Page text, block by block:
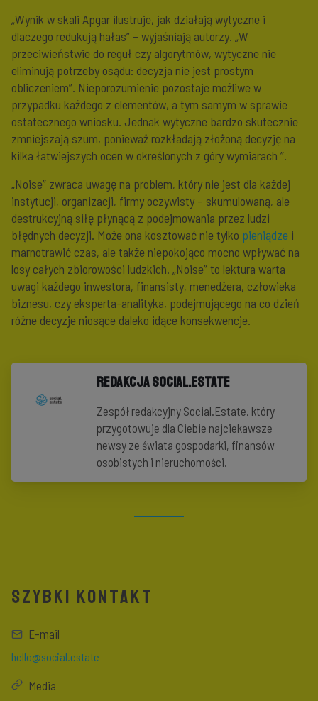
„Wynik w skali Apgar ilustruje, jak działają wytyczne i
dlaczego redukują hałas” – wyjaśniają autorzy. „W
przeciwieństwie do reguł czy algorytmów, wytyczne nie
eliminują potrzeby osądu: decyzja nie jest prostym
obliczeniem”. Nieporozumienie pozostaje możliwe w
przypadku każdego z elementów, a tym samym w sprawie
ostatecznego wniosku. Jednak wytyczne bardzo skutecznie
zmniejszają szum, ponieważ rozkładają złożoną decyzję na
kilka łatwiejszych ocen w określonych z góry wymiarach ”.
„Noise” zwraca uwagę na problem, który nie jest dla każdej
instytucji, organizacji, firmy oczywisty – skumulowaną, ale
destrukcyjną siłę płynącą z podejmowania przez ludzi
błędnych decyzji. Może ona kosztować nie tylko pieniądze i
marnotrawić czas, ale także niepokojąco mocno wpływać na
losy całych zbiorowości ludzkich. „Noise” to lektura warta
uwagi każdego inwestora, finansisty, menedżera, człowieka
biznesu, czy eksperta-analityka, podejmującego na co dzień
różne decyzje niosące daleko idące konsekwencje.
Redakcja Social.Estate
Zespół redakcyjny Social.Estate, który
przygotowuje dla Ciebie najciekawsze
newsy ze świata gospodarki, finansów
osobistych i nieruchomości.
SZYBKI KONTAKT
E-mail
hello@social.estate
Media